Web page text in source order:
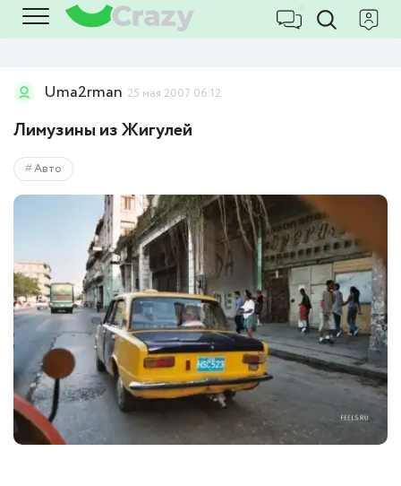
Uma2rman 25 мая 2007 06:12
Лимузины из Жигулей
Авто